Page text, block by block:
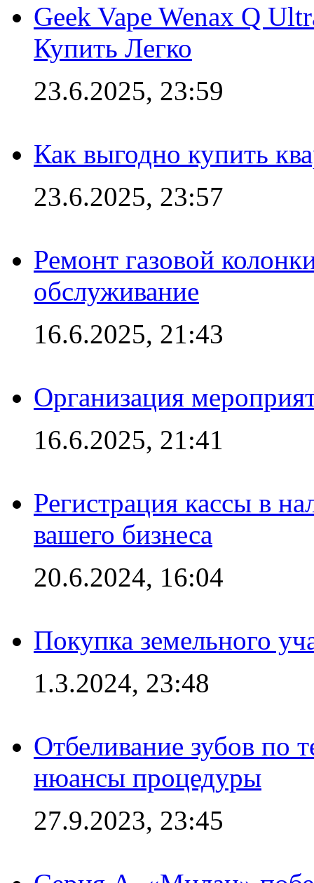
Geek Vape Wenax Q
Купить Легко
23.6.2025, 23:59
Как выгодно купить
23.6.2025, 23:57
Ремонт газовой
обслуживание
16.6.2025, 21:43
Организация
16.6.2025, 21:41
Регистрация кассы в
вашего бизнеса
20.6.2024, 16:04
Покупка земельного
1.3.2024, 23:48
Отбеливание зубов по
нюансы процедуры
27.9.2023, 23:45